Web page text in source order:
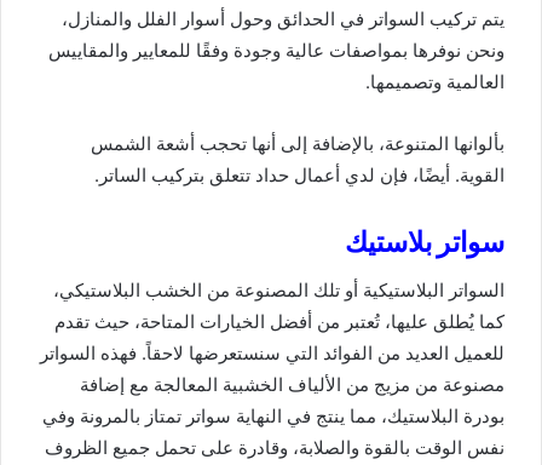
يتم تركيب السواتر في الحدائق وحول أسوار الفلل والمنازل،
ونحن نوفرها بمواصفات عالية وجودة وفقًا للمعايير والمقاييس
العالمية وتصميمها.
بألوانها المتنوعة، بالإضافة إلى أنها تحجب أشعة الشمس
القوية. أيضًا، فإن لدي أعمال حداد تتعلق بتركيب الساتر.
سواتر بلاستيك
السواتر البلاستيكية أو تلك المصنوعة من الخشب البلاستيكي،
كما يُطلق عليها، تُعتبر من أفضل الخيارات المتاحة، حيث تقدم
للعميل العديد من الفوائد التي سنستعرضها لاحقاً. فهذه السواتر
مصنوعة من مزيج من الألياف الخشبية المعالجة مع إضافة
بودرة البلاستيك، مما ينتج في النهاية سواتر تمتاز بالمرونة وفي
نفس الوقت بالقوة والصلابة، وقادرة على تحمل جميع الظروف